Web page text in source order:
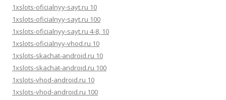
1xslots-oficialnyy-sayt.ru 10
1xslots-oficialnyy-sayt.ru 100
1xslots-oficialnyy-sayt.ru 4-8, 10
1xslots-oficialnyy-vhod.ru 10
1xslots-skachat-android.ru 10
1xslots-skachat-android.ru 100
1xslots-vhod-android.ru 10
1xslots-vhod-android.ru 100